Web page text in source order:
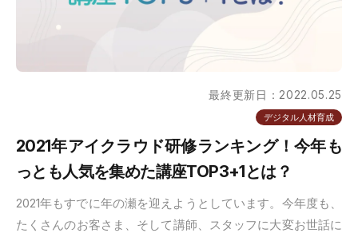
最終更新日：2022.05.25
デジタル人材育成
2021年アイクラウド研修ランキング！今年も
っとも人気を集めた講座TOP3+1とは？
2021年もすでに年の瀬を迎えようとしています。今年度も、
たくさんのお客さま、そして講師、スタッフに大変お世話に